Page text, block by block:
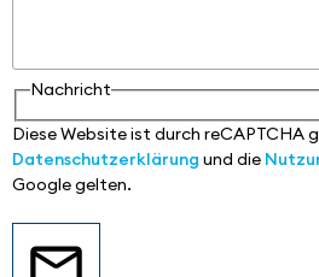
Nachricht
Diese Website ist durch reCAPTCHA
Datenschutzerklärung und die
Google gelten.